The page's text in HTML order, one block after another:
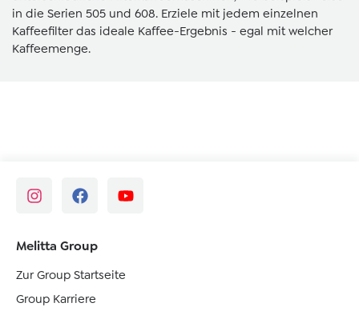
in die Serien 505 und 608. Erziele mit jedem einzelnen
Kaffeefilter das ideale Kaffee-Ergebnis - egal mit welcher
Kaffeemenge.
Melitta Group
Zur Group Startseite
Group Karriere